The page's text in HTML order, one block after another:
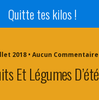
Quitte tes kilos !
2018 • Aucun Commentaire
Et Légumes D’été